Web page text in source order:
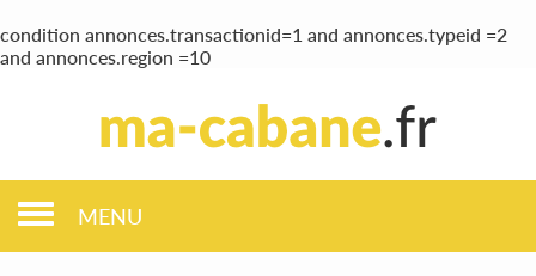
condition annonces.transactionid=1 and annonces.typeid =2
and annonces.region =10
MENU